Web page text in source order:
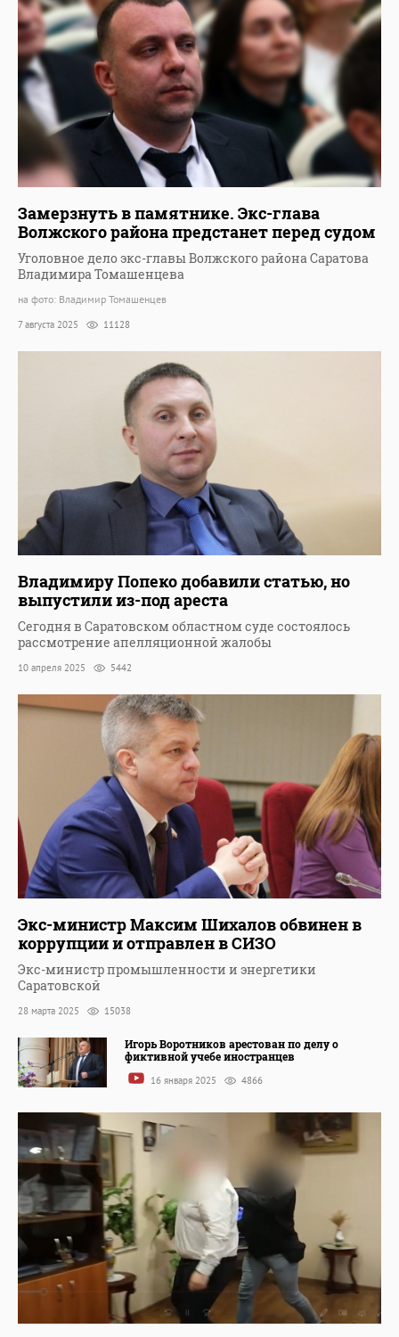
Замерзнуть в памятнике. Экс-глава
Волжского района предстанет перед судом
Уголовное дело экс-главы Волжского района Саратова
Владимира Томашенцева
на фото: Владимир Томашенцев
7 августа 2025 11128
Владимиру Попеко добавили статью, но
выпустили из-под ареста
Сегодня в Саратовском областном суде состоялось
рассмотрение апелляционной жалобы
10 апреля 2025 5442
Экс-министр Максим Шихалов обвинен в
коррупции и отправлен в СИЗО
Экс-министр промышленности и энергетики
Саратовской
28 марта 2025 15038
Игорь Воротников арестован по делу о
фиктивной учебе иностранцев
16 января 2025 4866